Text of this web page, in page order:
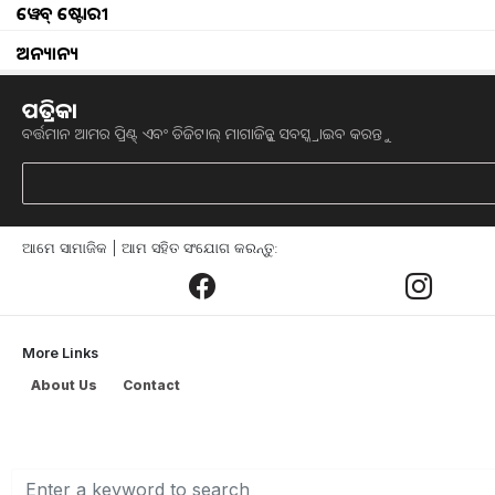
ୱେବ୍ ଷ୍ଟୋରୀ
ଅନ୍ୟାନ୍ୟ
ପତ୍ରିକା
ବର୍ତ୍ତମାନ ଆମର ପ୍ରିଣ୍ଟ୍ ଏବଂ ଡିଜିଟାଲ୍ ମାଗାଜିନ୍କୁ ସବସ୍କ୍ରାଇବ କରନ୍ତୁ
ଆମେ ସାମାଜିକ | ଆମ ସହିତ ସଂଯୋଗ କରନ୍ତୁ:
More Links
About Us
Contact
ଭାରତର ପ୍ରଧାନମନ୍ତ୍ରୀ କୃଷି ସିଞ୍ଚାଇ
ଗ୍ରାମ୍ୟ ଉନ୍ନୟନ ମନ୍ତ୍ରଣାଳୟ ଏବଂ ଜଳ ଶକ୍ତି
ଅଭ୍ୟାସ ଆରମ୍ଭ କରାଯାଇଥିଲା।
କିପରି ହୋଇଥାଏ ଏହାର କାର୍ଯ୍ୟାନ୍ୱୟନ?
ଏହି କାର୍ଯ୍ୟ ସମାପ୍ତ କରିବାକୁ ସରକାର ସମସ୍ତ
ଅନ୍ତର୍ଭୁକ୍ତ କରାଯାଇଛି ।